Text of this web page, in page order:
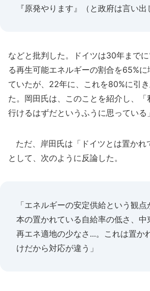
『原発やります』（と政府は言い出
などと批判した。ドイツは30年まで
る再生可能エネルギーの割合を65%
ていたが、22年に、これを80%に引
た。岡田氏は、このことを紹介し、
行けるはずだというふうに思っている
ただ、岸田氏は「ドイツとは置かれ
として、次のように反論した。
「エネルギーの安定供給という観
本の置かれている自給率の低さ、中
再エネ適地の少なさ...。これは置か
けだから対応が違う」